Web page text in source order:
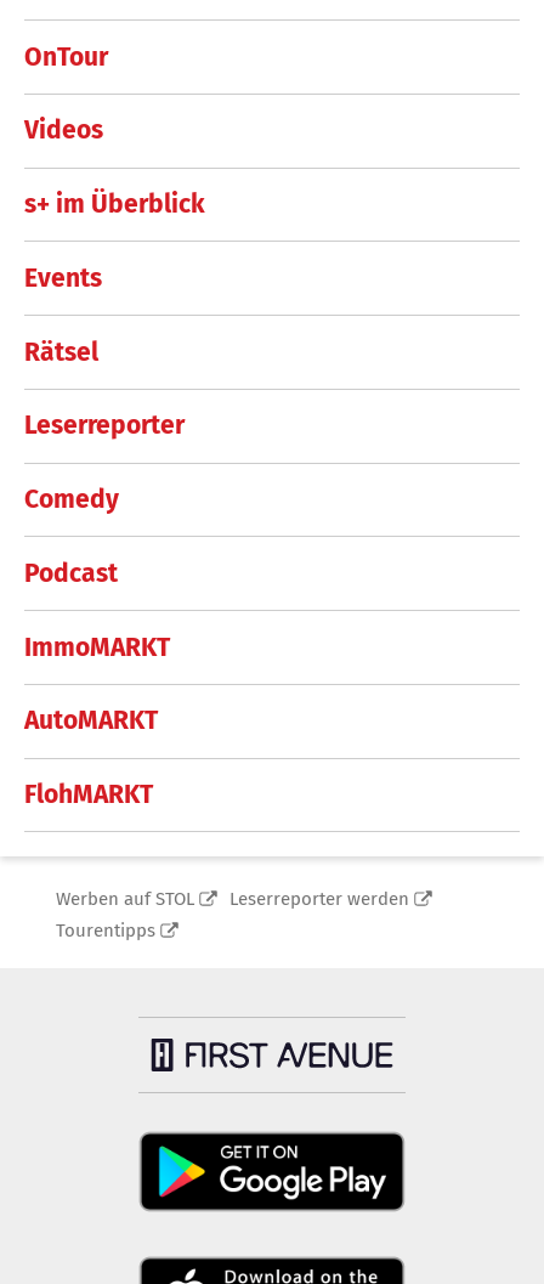
OnTour
Videos
s+ im Überblick
Events
Rätsel
Leserreporter
Comedy
Podcast
ImmoMARKT
AutoMARKT
FlohMARKT
Werben auf STOL
Leserreporter werden
Tourentipps